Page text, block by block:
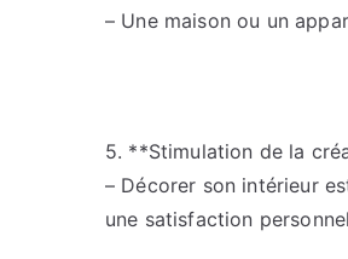
– Une maison ou un
5. **Stimulation de la
– Décorer son intérieur
une satisfaction